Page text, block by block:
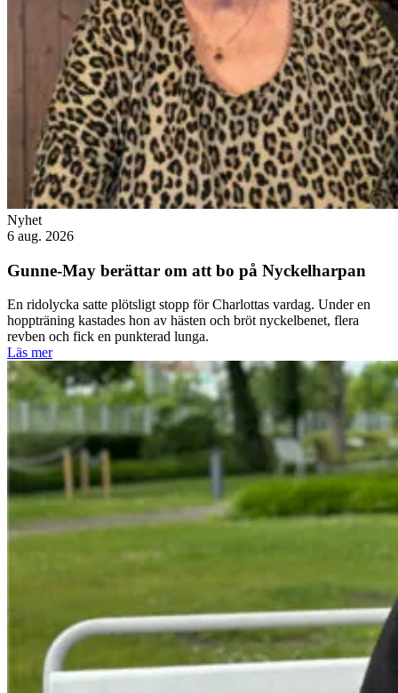
Nyhet
6 aug. 2026
Gunne-May berättar om att bo på Nyckelharpan
En ridolycka satte plötsligt stopp för Charlottas vardag. Under en
hoppträning kastades hon av hästen och bröt nyckelbenet, flera
revben och fick en punkterad lunga.
Läs mer